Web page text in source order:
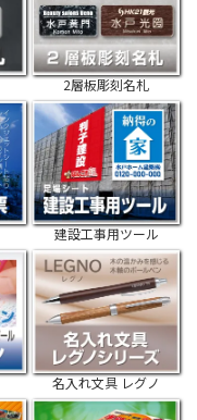
2層板彫刻名札
建設工事用ツール
名入れ文具 レグノ